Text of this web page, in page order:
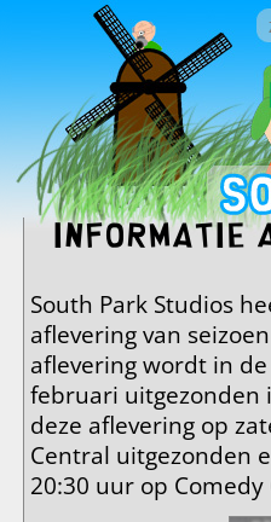
Overslaan en naar de inhoud gaan
Informatie
South Park Studios
aflevering van
aflevering wordt in
februari uitgezonden
deze aflevering op
Central uitgezonden
20:30 uur op Comedy